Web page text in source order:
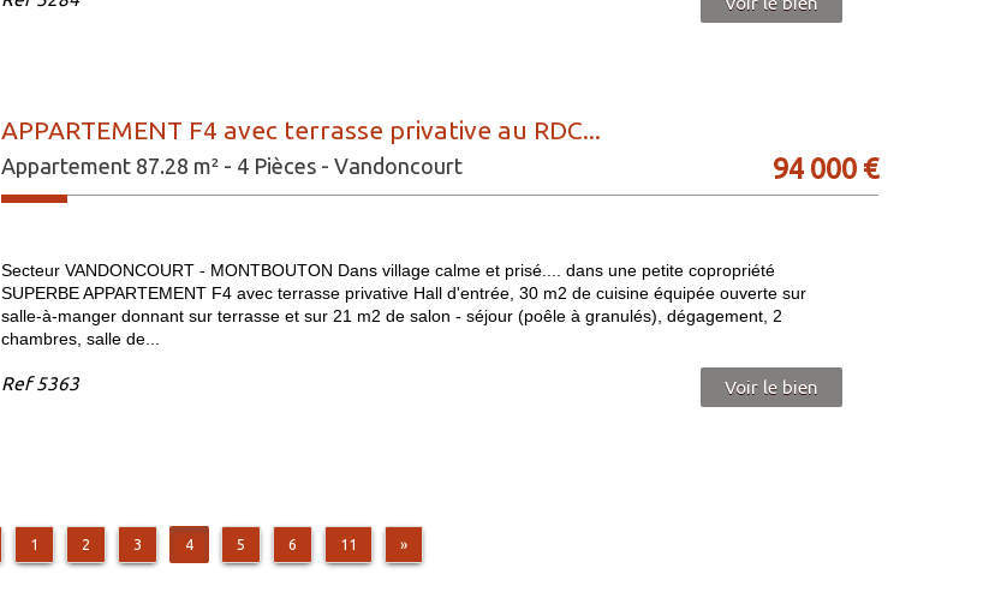
APPARTEMENT F4 avec terrasse privative au RDC...
Appartement 87.28 m² - 4 Pièces - Vandoncourt 94 000 €
Secteur VANDONCOURT - MONTBOUTON Dans village calme et prisé.... dans une petite copropriété
SUPERBE APPARTEMENT F4 avec terrasse privative Hall d'entrée, 30 m2 de cuisine équipée ouverte sur
salle-à-manger donnant sur terrasse et sur 21 m2 de salon - séjour (poêle à granulés), dégagement, 2
chambres, salle de...
Ref5363 Voir le bien
1 2 3 4 5 6 11 »